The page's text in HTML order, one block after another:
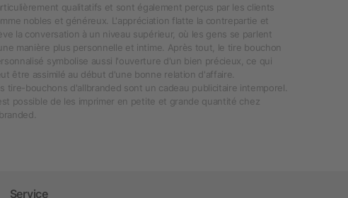
qualitatifs et sont également perçus par les clients
nobles et généreux. L'appréciation flatte la contrepartie et
la conversation à un niveau supérieur, où les gens se parlent
manière plus personnelle et intime. Après tout, le tire bouchon
symbolise aussi l'ouverture d'un bien précieux, ce qui
être assimilé au début d'une bonne relation d'affaire.
tire-bouchons d'allbranded sont un cadeau publicitaire intemporel.
possible de les imprimer en petite et grande quantité chez
Service